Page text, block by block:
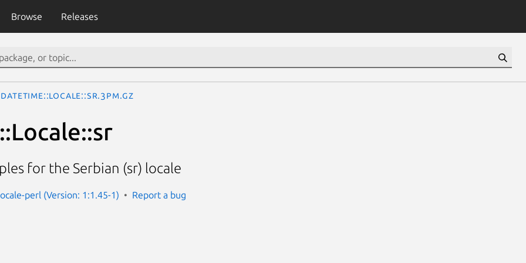
Browse Releases
DateTime::Locale::sr.3pm.gz
for the Serbian (sr) locale
perl (Version: 1:1.45-1) Report a bug